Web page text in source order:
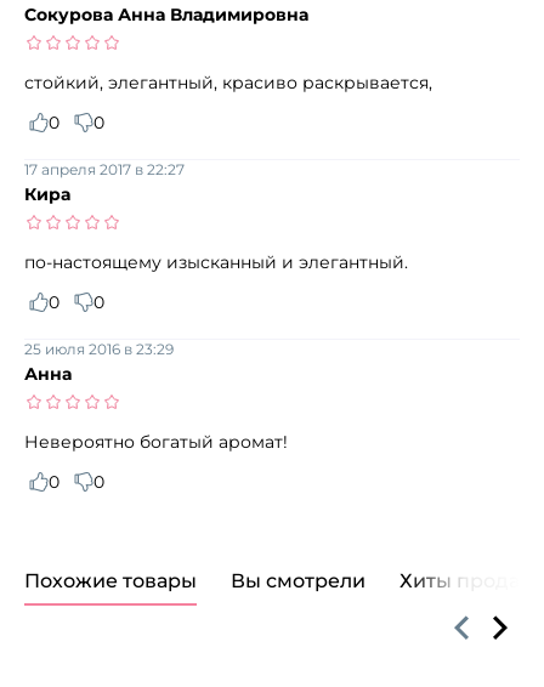
Сокурова Анна Владимировна
стойкий, элегантный, красиво раскрывается,
0
0
Кира
17 апреля 2017 в 22:27
по-настоящему изысканный и элегантный.
0
0
Анна
25 июля 2016 в 23:29
Невероятно богатый аромат!
0
0
Похожие товары Вы смотрели Хиты продаж